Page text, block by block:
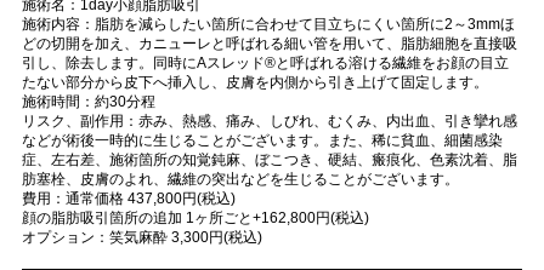
後
施術名：1day小顔脂肪吸引
施術内容：脂肪を減らしたい箇所に合わせて目立ちにくい箇所に2～3mmほ
どの切開を加え、カニューレと呼ばれる細い管を用いて、脂肪細胞を直接吸
引し、除去します。同時にAスレッド®と呼ばれる溶ける繊維をお顔の目立
たない部分から皮下へ挿入し、皮膚を内側から引き上げて固定します。
施術時間：約30分程
リスク、副作用：赤み、熱感、痛み、しびれ、むくみ、内出血、引き攣れ感
などが術後一時的に生じることがございます。また、稀に貧血、細菌感染
症、左右差、施術箇所の知覚鈍麻、ぼこつき、硬結、瘢痕化、色素沈着、脂
肪塞栓、皮膚のよれ、繊維の突出などを生じることがございます。
費用：通常価格 437,800円(税込)
顔の脂肪吸引箇所の追加 1ヶ所ごと+162,800円(税込)
オプション：笑気麻酔 3,300円(税込)